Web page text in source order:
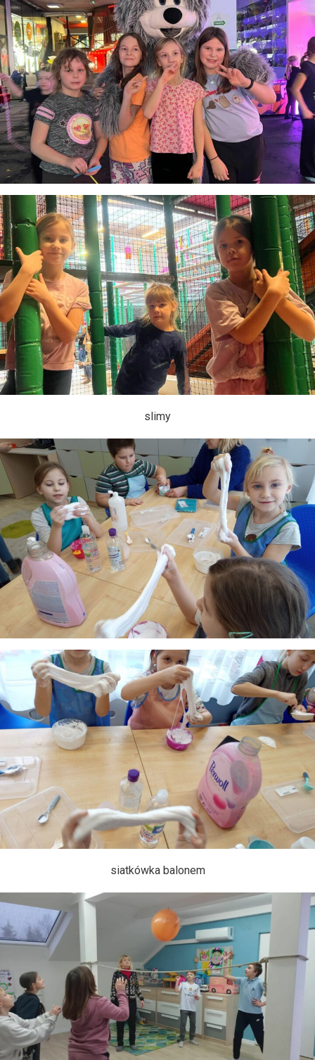
slimy
siatkówka balonem